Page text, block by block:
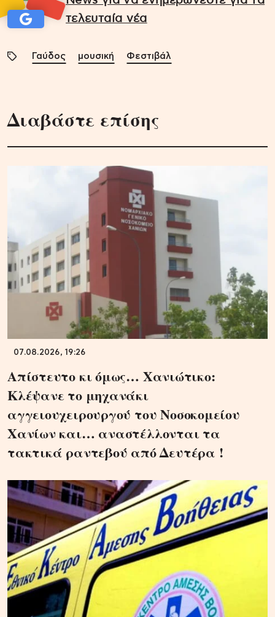
τελευταία νέα
Γαύδος μουσική Φεστιβάλ
Διαβάστε επίσης
07.08.2026, 19:26
Απίστευτο κι όμως… Χανιώτικο:
Κλέψανε το μηχανάκι
αγγειουχειρουργού του Νοσοκομείου
Χανίων και… αναστέλλονται τα
τακτικά ραντεβού από Δευτέρα !